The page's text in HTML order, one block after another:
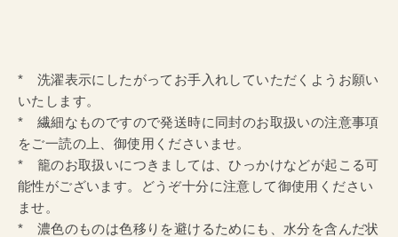
* 洗濯表示にしたがってお手入れしていただくようお願い
いたします。
* 繊細なものですので発送時に同封のお取扱いの注意事項
をご一読の上、御使用くださいませ。
* 籠のお取扱いにつきましては、ひっかけなどが起こる可
能性がございます。どうぞ十分に注意して御使用ください
ませ。
* 濃色のものは色移りを避けるためにも、水分を含んだ状